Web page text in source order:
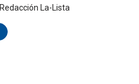
Redacción La-Lista